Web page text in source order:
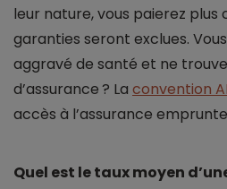
leur nature, vous paierez plus
garanties seront exclues.
aggravé de santé et ne
d’assurance ? La convention
accès à l’assurance
Quel est le taux moyen